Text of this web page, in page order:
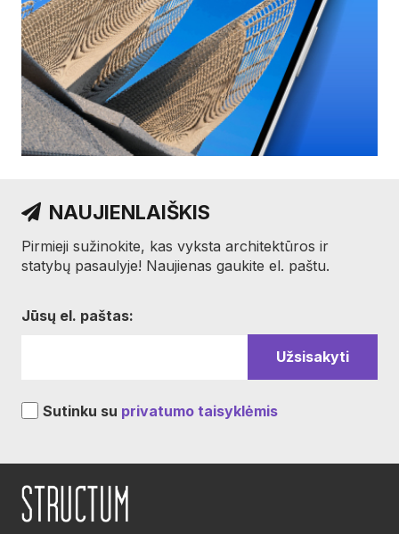
NAUJIENLAIŠKIS
Pirmieji sužinokite, kas vyksta architektūros ir
statybų pasaulyje! Naujienas gaukite el. paštu.
Jūsų el. paštas:
Sutinku su privatumo taisyklėmis